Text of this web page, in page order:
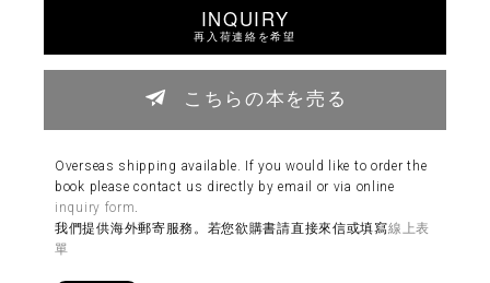
INQUIRY
再入荷連絡を希望
こちらの本を売る
Overseas shipping available. If you would like to order the
book please contact us directly by email or via online
inquiry form
我們提供海外郵寄服務。若您欲購書請直接來信或填寫線上表
單